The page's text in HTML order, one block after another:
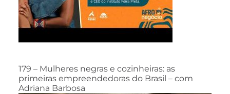
179 – Mulheres negras e cozinheiras: as
primeiras empreendedoras do Brasil – com
Adriana Barbosa